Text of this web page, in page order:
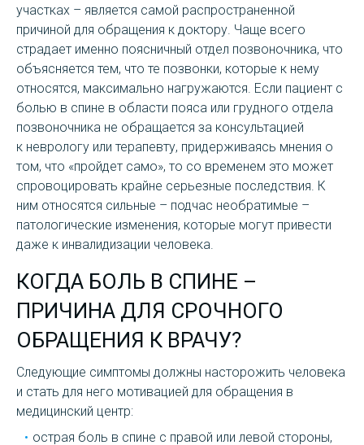
участках – является самой распространенной
причиной для обращения к доктору. Чаще всего
страдает именно поясничный отдел позвоночника, что
объясняется тем, что те позвонки, которые к нему
относятся, максимально нагружаются. Если пациент с
болью в спине в области пояса или грудного отдела
позвоночника не обращается за консультацией
к неврологу или терапевту, придерживаясь мнения о
том, что «пройдет само», то со временем это может
спровоцировать крайне серьезные последствия. К
ним относятся сильные – подчас необратимые –
патологические изменения, которые могут привести
даже к инвалидизации человека.
КОГДА БОЛЬ В СПИНЕ –
ПРИЧИНА ДЛЯ СРОЧНОГО
ОБРАЩЕНИЯ К ВРАЧУ?
Следующие симптомы должны насторожить человека
и стать для него мотивацией для обращения в
медицинский центр:
острая боль в спине с правой или левой стороны,